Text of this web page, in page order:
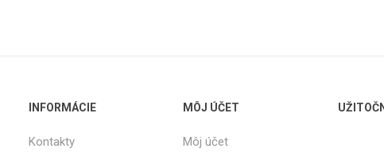
INFORMÁCIE
Kontakty
MÔJ ÚČET
Môj účet